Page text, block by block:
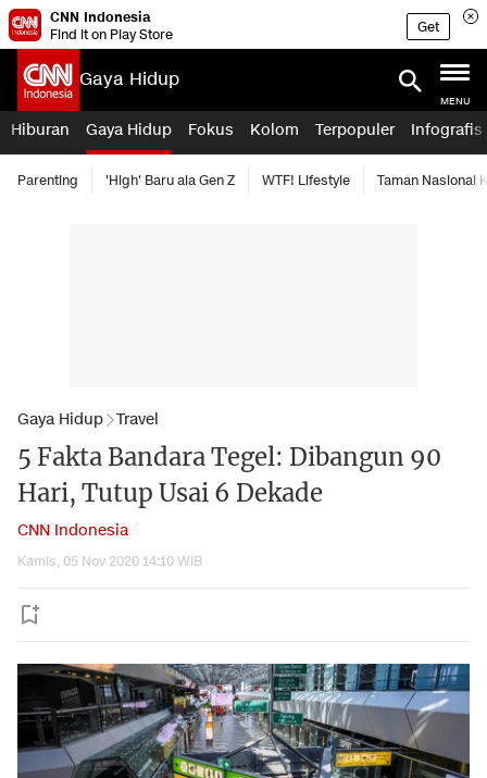
CNN Indonesia
Find it on Play Store
Get
Gaya Hidup
MENU
Hiburan Gaya Hidup Fokus Kolom Terpopuler Infografis
Parenting 'High' Baru ala Gen Z WTF! Lifestyle Taman Nasional
Gaya Hidup Travel
5 Fakta Bandara Tegel: Dibangun 90
Hari, Tutup Usai 6 Dekade
CNN Indonesia
Kamis, 05 Nov 2020 14:10 WIB